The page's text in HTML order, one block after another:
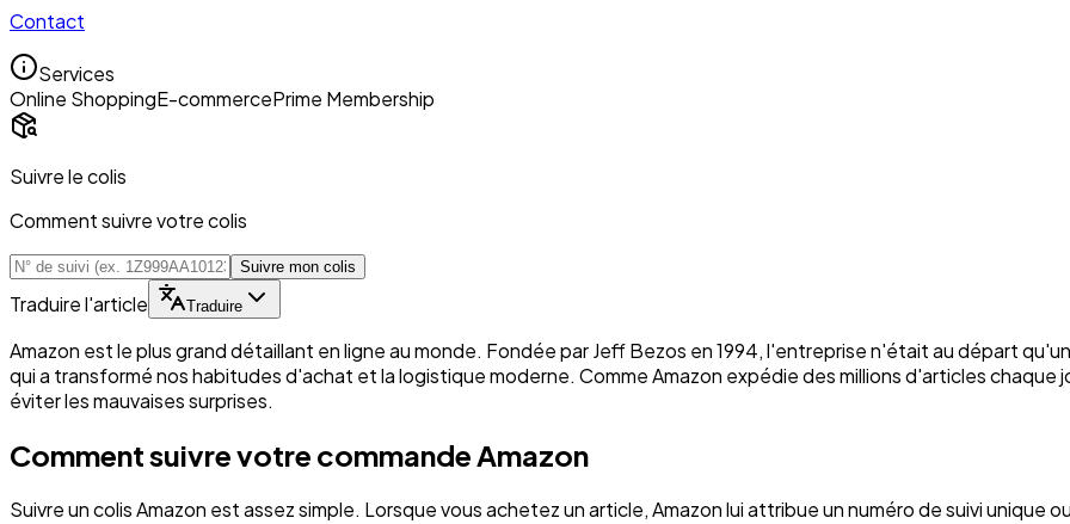
Contact
Services
Online ShoppingE-commercePrime Membership
Suivre le colis
Comment suivre votre colis
Suivre mon colis
Traduire l'article Traduire
Amazon est le plus grand détaillant en ligne au monde. Fondée par Jeff Bezos en 1994, l'entreprise n'était au départ
qui a transformé nos habitudes d'achat et la logistique moderne. Comme Amazon expédie des millions d'articles chaque
éviter les mauvaises surprises.
Comment suivre votre commande Amazon
Suivre un colis Amazon est assez simple. Lorsque vous achetez un article, Amazon lui attribue un numéro de suivi unique